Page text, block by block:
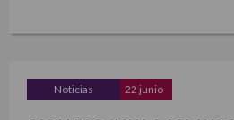
Noticias 22 junio